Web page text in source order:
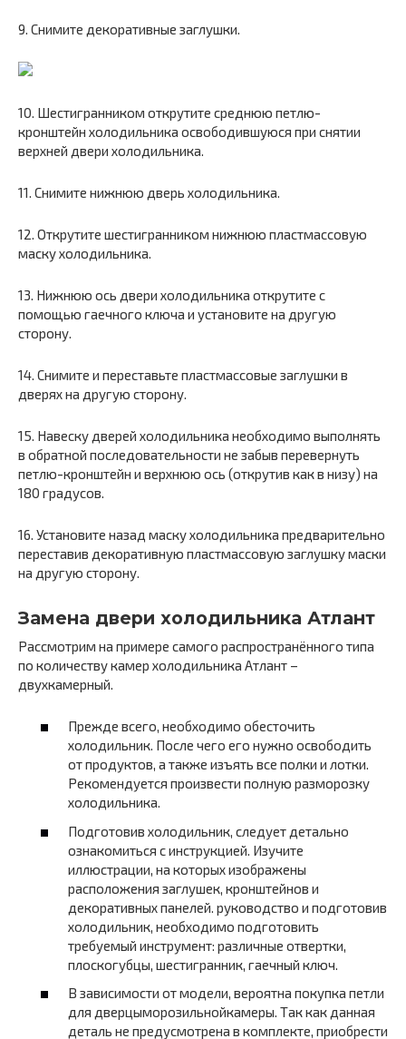
9. Снимите декоративные заглушки.
10. Шестигранником открутите среднюю петлю-
кронштейн холодильника освободившуюся при снятии
верхней двери холодильника.
11. Снимите нижнюю дверь холодильника.
12. Открутите шестигранником нижнюю пластмассовую
маску холодильника.
13. Нижнюю ось двери холодильника открутите с
помощью гаечного ключа и установите на другую
сторону.
14. Снимите и переставьте пластмассовые заглушки в
дверях на другую сторону.
15. Навеску дверей холодильника необходимо выполнять
в обратной последовательности не забыв перевернуть
петлю-кронштейн и верхнюю ось (открутив как в низу) на
180 градусов.
16. Установите назад маску холодильника предварительно
переставив декоративную пластмассовую заглушку маски
на другую сторону.
Замена двери холодильника Атлант
Рассмотрим на примере самого распространённого типа
по количеству камер холодильника Атлант –
двухкамерный.
Прежде всего, необходимо обесточить
холодильник. После чего его нужно освободить
от продуктов, а также изъять все полки и лотки.
Рекомендуется произвести полную разморозку
холодильника.
Подготовив холодильник, следует детально
ознакомиться с инструкцией. Изучите
иллюстрации, на которых изображены
расположения заглушек, кронштейнов и
декоративных панелей. руководство и подготовив
холодильник, необходимо подготовить
требуемый инструмент: различные отвертки,
плоскогубцы, шестигранник, гаечный ключ.
В зависимости от модели, вероятна покупка петли
для дверцыморозильнойкамеры. Так как данная
деталь не предусмотрена в комплекте, приобрести